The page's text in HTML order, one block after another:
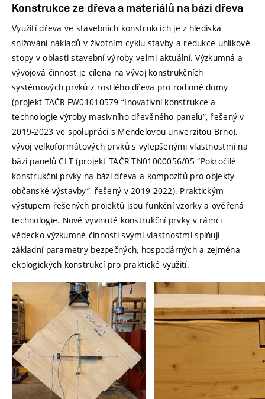
Konstrukce ze dřeva a materiálů na bázi dřeva
Využití dřeva ve stavebních konstrukcích je z hlediska
snižování nákladů v životním cyklu stavby a redukce uhlíkové
stopy v oblasti stavební výroby velmi aktuální. Výzkumná a
vývojová činnost je cílena na vývoj konstrukčních
systémových prvků z rostlého dřeva pro rodinné domy
(projekt TAČR FW01010579 “Inovativní konstrukce a
technologie výroby masivního dřevěného panelu”, řešený v
2019-2023 ve spolupráci s Mendelovou univerzitou Brno),
vývoj velkoformátových prvků s vylepšenými vlastnostmi na
bázi panelů CLT (projekt TAČR TN01000056/05 “Pokročilé
konstrukční prvky na bázi dřeva a kompozitů pro objekty
občanské výstavby”, řešený v 2019-2022). Praktickým
výstupem řešených projektů jsou funkční vzorky a ověřená
technologie. Nově vyvinuté konstrukční prvky v rámci
vědecko-výzkumné činnosti svými vlastnostmi splňují
základní parametry bezpečných, hospodárných a zejména
ekologických konstrukcí pro praktické využití.